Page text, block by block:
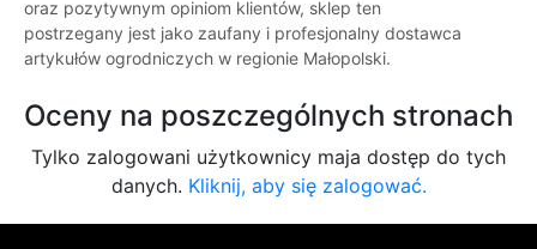
oraz pozytywnym opiniom klientów, sklep ten
postrzegany jest jako zaufany i profesjonalny dostawca
artykułów ogrodniczych w regionie Małopolski.
Oceny na poszczególnych stronach
Tylko zalogowani użytkownicy maja dostęp do tych
danych. Kliknij, aby się zalogować.